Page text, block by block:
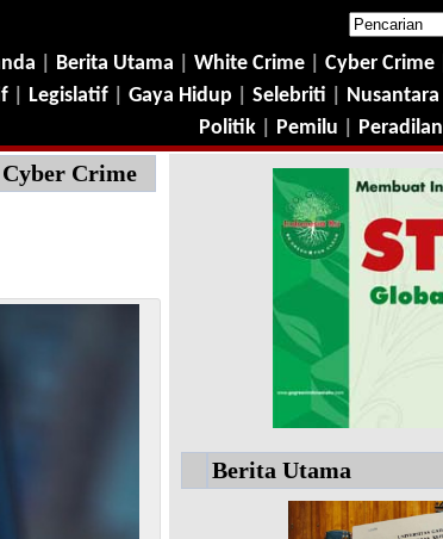
Berita Utama White Crime Cyber Crime
Legislatif Gaya Hidup Selebriti Nusantara
Politik
Pemilu Peradilan
Cyber Crime
Berita Utama